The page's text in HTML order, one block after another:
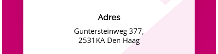
Adres
Guntersteinweg 377,
2531KA Den Haag